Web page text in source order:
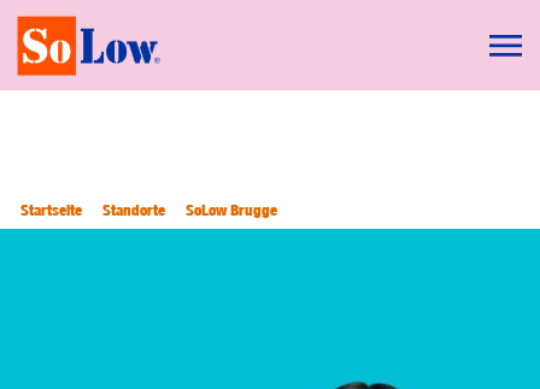
Startseite Standorte SoLow Brugge